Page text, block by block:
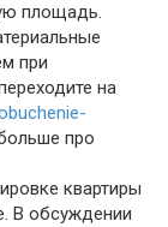
площадь.
при
на
про
квартиры
В обсуждении